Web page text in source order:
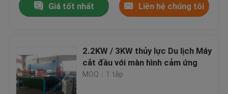
Máy cắt băng vải
Máy cuộn vải
Giá tốt nhất Liên hệ chúng tôi
2.2KW / 3KW thủy lực Du lịch Máy
cắt đầu với màn hình cảm ứng
MOQ：1 tập